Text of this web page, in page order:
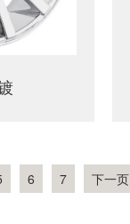
6 7 下一页